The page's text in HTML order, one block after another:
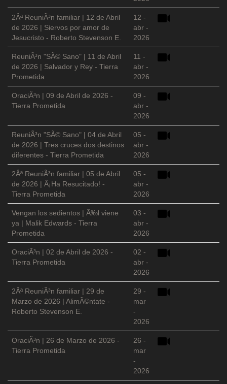
2Âª ReuniÃ³n familiar | 12 de Abril
de 2026 | Siervos por amor de
Jesucristo - Roberto Stevenson E.
12 -
abr -
2026
ReuniÃ³n "SÃ© Sano" | 11 de Abril
de 2026 | Salvador y Rey - Tierra
Prometida
11 -
abr -
2026
OraciÃ³n | 09 de Abril de 2026 -
Tierra Prometida
09 -
abr -
2026
ReuniÃ³n "SÃ© Sano" | 04 de Abril
de 2026 | Tres cruces dos destinos
diferentes - Tierra Prometida
05 -
abr -
2026
2Âª ReuniÃ³n familiar | 05 de Abril
de 2026 | Â¡Ha Resucitado! -
Tierra Prometida
05 -
abr -
2026
Vengan los sedientos | Ã‰l viene
ya | Malik Edwards - Tierra
Prometida
03 -
abr -
2026
OraciÃ³n | 02 de Abril de 2026 -
Tierra Prometida
02 -
abr -
2026
2Âª ReuniÃ³n familiar | 29 de
Marzo de 2026 | AlimÃ©ntate -
Roberto Stevenson E.
29 -
mar
-
2026
OraciÃ³n | 26 de Marzo de 2026 -
Tierra Prometida
26 -
mar
-
2026